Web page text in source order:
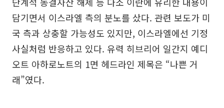
담기면서 이스라엘 측의 분노를 샀다. 관련 보도가 미
국 측과 상충할 가능성도 있지만, 이스라엘에선 기정
사실처럼 반응하고 있다. 유력 히브리어 일간지 예디
오트 아하로노트의 1면 헤드라인 제목은 “나쁜 거
래”였다.